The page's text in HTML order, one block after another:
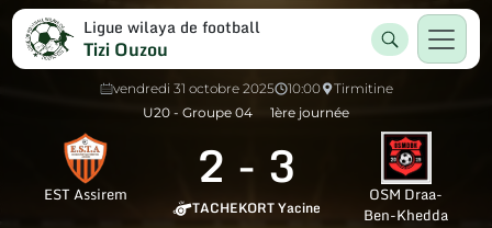
Ligue wilaya de football
Tizi Ouzou
vendredi 31 octobre 2025 10:00
Tirmitine
U20 - Groupe 04
1ère journée
EST Assirem 2 - 3
TACHEKORT Yacine
OSM Draa-
Ben-Khedda